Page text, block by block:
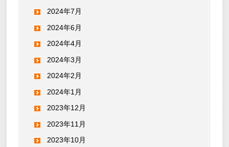
2024年7月
2024年6月
2024年4月
2024年3月
2024年2月
2024年1月
2023年12月
2023年11月
2023年10月